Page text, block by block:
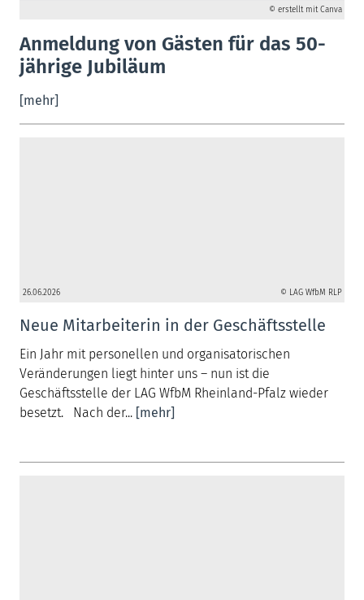
© erstellt mit Canva
Anmeldung von Gästen für das 50-
jährige Jubiläum
[mehr]
26.06.2026 © LAG WfbM RLP
Neue Mitarbeiterin in der Geschäftsstelle
Ein Jahr mit personellen und organisatorischen
Veränderungen liegt hinter uns – nun ist die
Geschäftsstelle der LAG WfbM Rheinland-Pfalz wieder
besetzt. Nach der... [mehr]